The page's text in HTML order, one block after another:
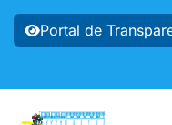
Portal de